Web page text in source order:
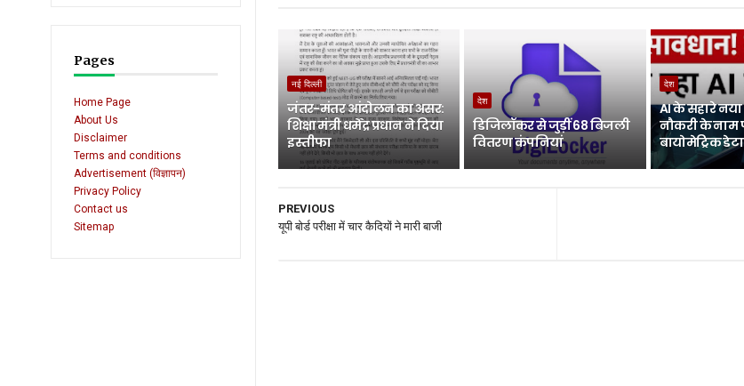
Pages
Home Page
About Us
Disclaimer
Terms and conditions
Advertisement (विज्ञापन)
Privacy Policy
Contact us
Sitemap
नई दिल्ली
जंतर-मंतर आंदोलन का असर:
शिक्षा मंत्री धर्मेंद्र प्रधान ने दिया
इस्तीफा
देश
डिजिलॉकर से जुड़ीं 68 बिजली
वितरण कंपनियां
देश
AI के सहारे नया
नौकरी के नाम
बायोमेट्रिक
PREVIOUS
यूपी बोर्ड परीक्षा में चार कैदियों ने मारी बाजी